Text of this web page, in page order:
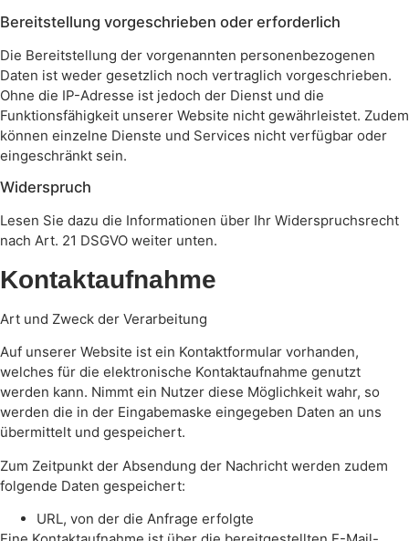
Bereitstellung vorgeschrieben oder erforderlich
Die Bereitstellung der vorgenannten personenbezogenen
Daten ist weder gesetzlich noch vertraglich vorgeschrieben.
Ohne die IP-Adresse ist jedoch der Dienst und die
Funktionsfähigkeit unserer Website nicht gewährleistet. Zudem
können einzelne Dienste und Services nicht verfügbar oder
eingeschränkt sein.
Widerspruch
Lesen Sie dazu die Informationen über Ihr Widerspruchsrecht
nach Art. 21 DSGVO weiter unten.
Kontaktaufnahme
Art und Zweck der Verarbeitung
Auf unserer Website ist ein Kontaktformular vorhanden,
welches für die elektronische Kontaktaufnahme genutzt
werden kann. Nimmt ein Nutzer diese Möglichkeit wahr, so
werden die in der Eingabemaske eingegeben Daten an uns
übermittelt und gespeichert.
Zum Zeitpunkt der Absendung der Nachricht werden zudem
folgende Daten gespeichert:
URL, von der die Anfrage erfolgte